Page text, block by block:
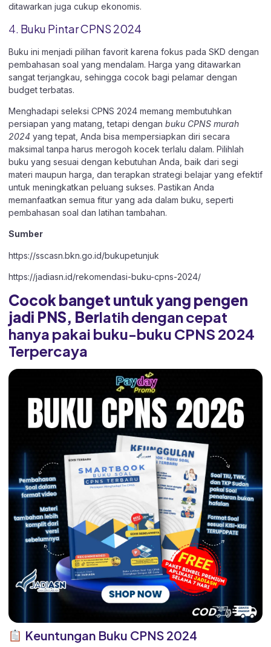
ditawarkan juga cukup ekonomis.
4. Buku Pintar CPNS 2024
Buku ini menjadi pilihan favorit karena fokus pada SKD dengan
pembahasan soal yang mendalam. Harga yang ditawarkan
sangat terjangkau, sehingga cocok bagi pelamar dengan
budget terbatas.
Menghadapi seleksi CPNS 2024 memang membutuhkan
persiapan yang matang, tetapi dengan buku CPNS murah
2024 yang tepat, Anda bisa mempersiapkan diri secara
maksimal tanpa harus merogoh kocek terlalu dalam. Pilihlah
buku yang sesuai dengan kebutuhan Anda, baik dari segi
materi maupun harga, dan terapkan strategi belajar yang efektif
untuk meningkatkan peluang sukses. Pastikan Anda
memanfaatkan semua fitur yang ada dalam buku, seperti
pembahasan soal dan latihan tambahan.
Sumber
https://sscasn.bkn.go.id/bukupetunjuk
https://jadiasn.id/rekomendasi-buku-cpns-2024/
Cocok banget untuk yang pengen
jadi PNS, Berlatih dengan cepat
hanya pakai buku-buku CPNS 2024
Terpercaya
Keuntungan Buku CPNS 2024